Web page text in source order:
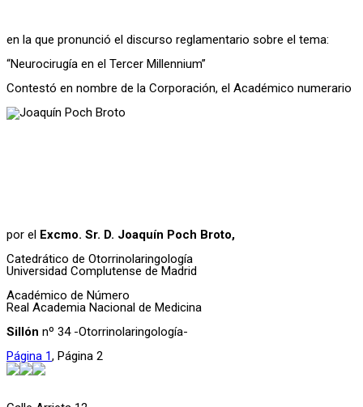
en la que pronunció el discurso reglamentario sobre el tema:
“Neurocirugía en el Tercer Millennium”
Contestó en nombre de la Corporación, el Académico numerario
por el Excmo. Sr. D. Joaquín Poch Broto,
Catedrático de Otorrinolaringología
Universidad Complutense de Madrid
Académico de Número
Real Academia Nacional de Medicina
Sillón nº 34 -Otorrinolaringología-
Página 1, Página 2